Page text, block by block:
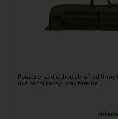
Pouzdro na dlouhou zbraň od
dvě boční kapsy uzavíratelné ...